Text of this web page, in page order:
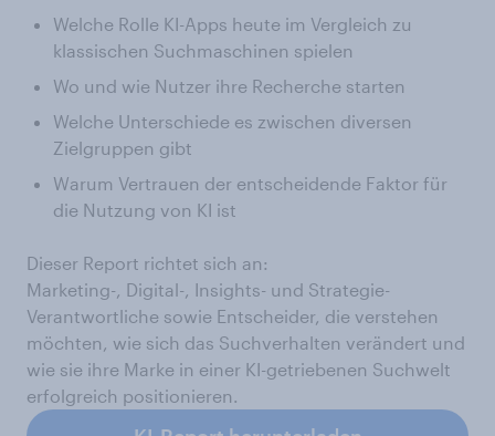
Welche Rolle KI-Apps heute im Vergleich zu
klassischen Suchmaschinen spielen
Wo und wie Nutzer ihre Recherche starten
Welche Unterschiede es zwischen diversen
Zielgruppen gibt
Warum Vertrauen der entscheidende Faktor für
die Nutzung von KI ist
Dieser Report richtet sich an:
Marketing-, Digital-, Insights- und Strategie-
Verantwortliche sowie Entscheider, die verstehen
möchten, wie sich das Suchverhalten verändert und
wie sie ihre Marke in einer KI-getriebenen Suchwelt
erfolgreich positionieren.